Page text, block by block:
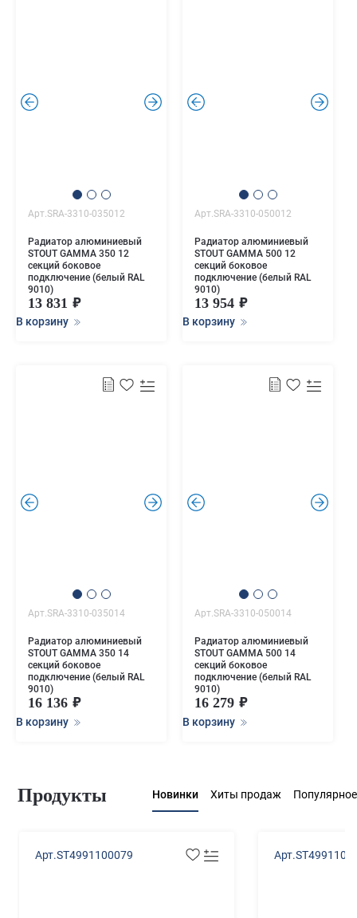
. .
Арт.SRA-3310-035012
Радиатор алюминиевый
STOUT GAMMA 350 12
секций боковое
подключение (белый RAL
9010)
13 831
В корзину
. .
Арт.SRA-3310-050012
Радиатор алюминиевый
STOUT GAMMA 500 12
секций боковое
подключение (белый RAL
9010)
13 954
В корзину
. .
Арт.SRA-3310-035014
Радиатор алюминиевый
STOUT GAMMA 350 14
секций боковое
подключение (белый RAL
9010)
16 136
В корзину
. .
Арт.SRA-3310-050014
Радиатор алюминиевый
STOUT GAMMA 500 14
секций боковое
подключение (белый RAL
9010)
16 279
В корзину
Продукты Новинки Хиты продаж Популярное
Арт.ST4991100079